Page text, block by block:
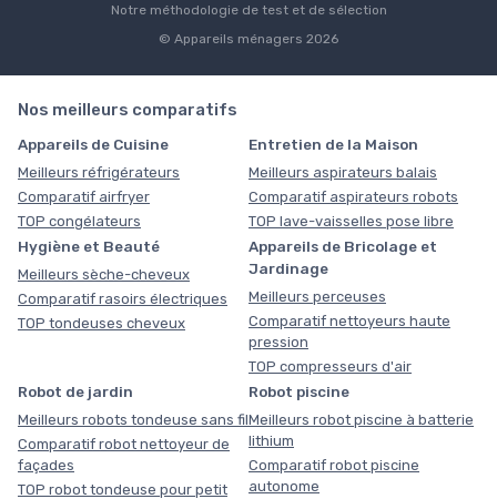
Notre méthodologie de test et de sélection
© Appareils ménagers 2026
Nos meilleurs comparatifs
Appareils de Cuisine
Meilleurs réfrigérateurs
Comparatif airfryer
TOP congélateurs
Entretien de la Maison
Meilleurs aspirateurs balais
Comparatif aspirateurs robots
TOP lave-vaisselles pose libre
Hygiène et Beauté
Meilleurs sèche-cheveux
Comparatif rasoirs électriques
TOP tondeuses cheveux
Appareils de Bricolage et
Jardinage
Meilleurs perceuses
Comparatif nettoyeurs haute
pression
TOP compresseurs d'air
Robot de jardin
Meilleurs robots tondeuse sans fil
Comparatif robot nettoyeur de
façades
TOP robot tondeuse pour petit
Robot piscine
Meilleurs robot piscine à batterie
lithium
Comparatif robot piscine
autonome